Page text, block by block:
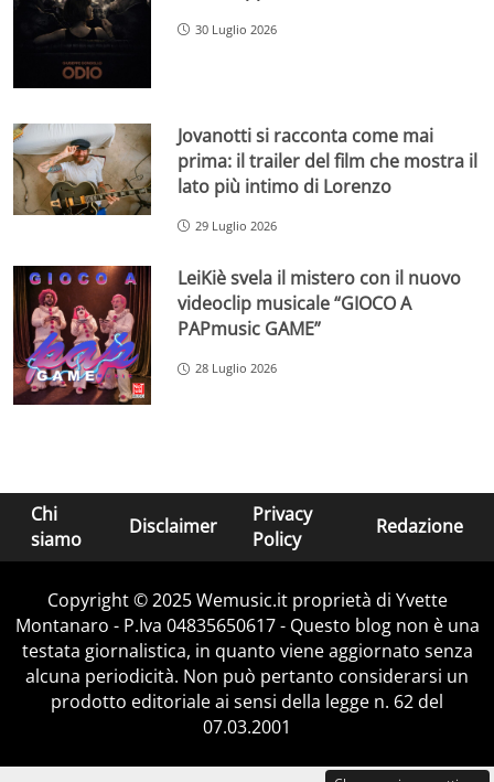
30 Luglio 2026
Jovanotti si racconta come mai
prima: il trailer del film che mostra il
lato più intimo di Lorenzo
29 Luglio 2026
LeiKiè svela il mistero con il nuovo
videoclip musicale “GIOCO A
PAPmusic GAME”
28 Luglio 2026
Chi
siamo
Disclaimer
Privacy
Policy
Redazione
Copyright © 2025 Wemusic.it proprietà di Yvette
Montanaro - P.Iva 04835650617 - Questo blog non è una
testata giornalistica, in quanto viene aggiornato senza
alcuna periodicità. Non può pertanto considerarsi un
prodotto editoriale ai sensi della legge n. 62 del
07.03.2001